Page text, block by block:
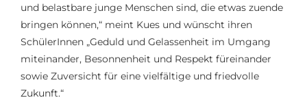
und belastbare junge Menschen sind, die etwas zuende
bringen können,“ meint Kues und wünscht ihren
SchülerInnen „Geduld und Gelassenheit im Umgang
miteinander, Besonnenheit und Respekt füreinander
sowie Zuversicht für eine vielfältige und friedvolle
Zukunft.“